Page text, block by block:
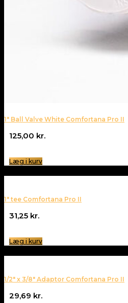
1″ Ball Valve White Comfortana Pro II
125,00 kr.
Læg i kurv
1″ tee Comfortana Pro II
31,25 kr.
Læg i kurv
1/2″ x 3/8″ Adaptor Comfortana Pro II
29,69 kr.